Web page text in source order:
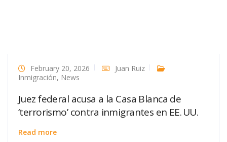
February 20, 2026
Juan Ruiz
Inmigración, News
Juez federal acusa a la Casa Blanca de
‘terrorismo’ contra inmigrantes en EE. UU.
Read more